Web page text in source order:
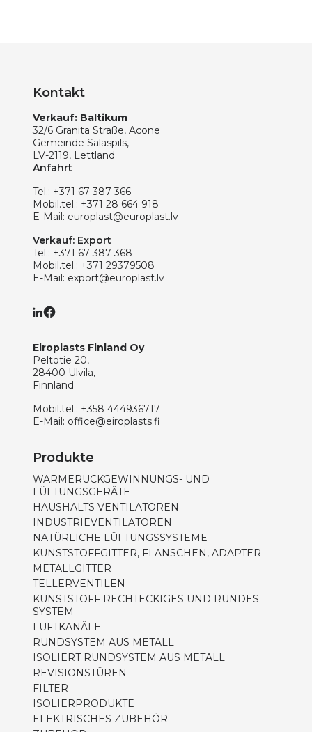
Kontakt
Verkauf: Baltikum
32/6 Granita Straße, Acone
Gemeinde Salaspils,
LV-2119, Lettland
Anfahrt
Tel.: +371 67 387 366
Mobil.tel.: +371 28 664 918
E-Mail: europlast@europlast.lv
Verkauf: Export
Tel.: +371 67 387 368
Mobil.tel.: +371 29379508
E-Mail: export@europlast.lv
Eiroplasts Finland Oy
Peltotie 20,
28400 Ulvila,
Finnland
Mobil.tel.: +358 444936717
E-Mail: office@eiroplasts.fi
Produkte
WÄRMERÜCKGEWINNUNGS- UND
LÜFTUNGSGERÄTE
HAUSHALTS VENTILATOREN
INDUSTRIEVENTILATOREN
NATÜRLICHE LÜFTUNGSSYSTEME
KUNSTSTOFFGITTER, FLANSCHEN, ADAPTER
METALLGITTER
TELLERVENTILEN
KUNSTSTOFF RECHTECKIGES UND RUNDES
SYSTEM
LUFTKANÄLE
RUNDSYSTEM AUS METALL
ISOLIERT RUNDSYSTEM AUS METALL
REVISIONSTÜREN
FILTER
ISOLIERPRODUKTE
ELEKTRISCHES ZUBEHÖR